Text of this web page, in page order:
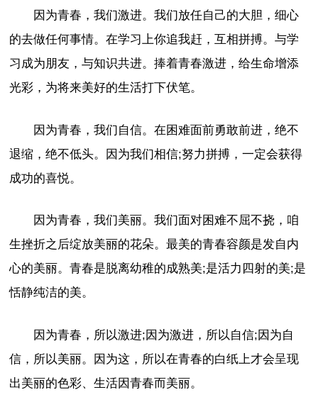
因为青春，我们激进。我们放任自己的大胆，细心
的去做任何事情。在学习上你追我赶，互相拼搏。与学
习成为朋友，与知识共进。捧着青春激进，给生命增添
光彩，为将来美好的生活打下伏笔。
因为青春，我们自信。在困难面前勇敢前进，绝不
退缩，绝不低头。因为我们相信;努力拼搏，一定会获得
成功的喜悦。
因为青春，我们美丽。我们面对困难不屈不挠，咱
生挫折之后绽放美丽的花朵。最美的青春容颜是发自内
心的美丽。青春是脱离幼稚的成熟美;是活力四射的美;是
恬静纯洁的美。
因为青春，所以激进;因为激进，所以自信;因为自
信，所以美丽。因为这，所以在青春的白纸上才会呈现
出美丽的色彩、生活因青春而美丽。